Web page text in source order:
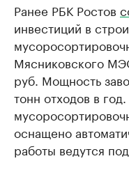
Ранее РБК Ростов
инвестиций в
Мясниковского
руб. Мощность
тонн отходов в
оснащено
работы ведутся